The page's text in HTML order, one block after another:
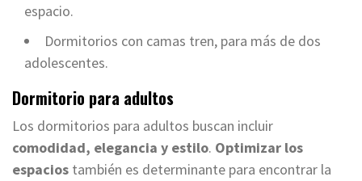
espacio.
Dormitorios con camas tren, para más de dos
adolescentes.
Dormitorio para adultos
Los dormitorios para adultos buscan incluir
comodidad, elegancia y estilo. Optimizar los
espacios también es determinante para encontrar la